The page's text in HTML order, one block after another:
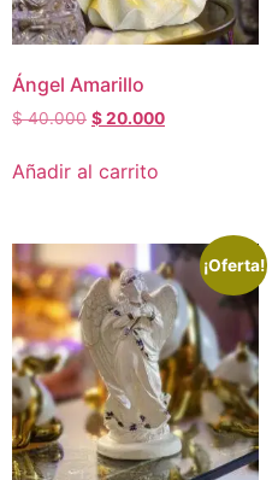
Ángel Amarillo
$40.000 $20.000
Añadir al carrito
¡Oferta!